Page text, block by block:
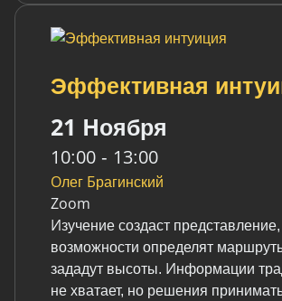
Эффективная
21 Ноября
10:00 - 13:00
Олег Брагинский
Zoom
Изучение создаст представление,
возможности определят
зададут высоты. Информации
не хватает, но решения
Эффективная
21 Ноября
10:00 - 13:00
Олег Брагинский
Zoom
Изучение создаст представление,
возможности определят
зададут высоты. Информации
не хватает, но решения